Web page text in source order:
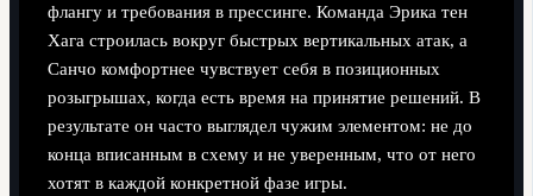
флангу и требования в прессинге. Команда Эрика тен
Хага строилась вокруг быстрых вертикальных атак, а
Санчо комфортнее чувствует себя в позиционных
розыгрышах, когда есть время на принятие решений. В
результате он часто выглядел чужим элементом: не до
конца вписанным в схему и не уверенным, что от него
хотят в каждой конкретной фазе игры.